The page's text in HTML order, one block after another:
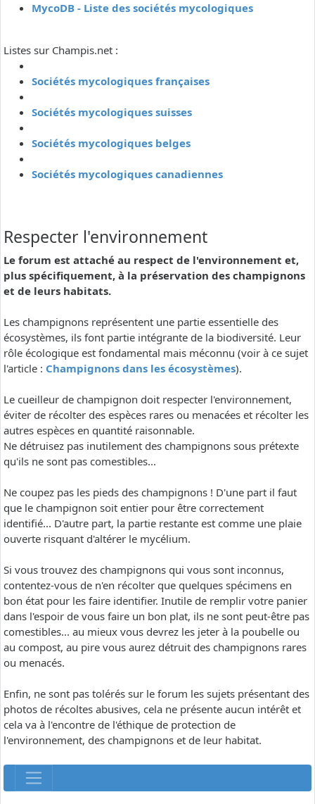
MycoDB - Liste des sociétés mycologiques
Listes sur Champis.net :
Sociétés mycologiques françaises
Sociétés mycologiques suisses
Sociétés mycologiques belges
Sociétés mycologiques canadiennes
Respecter l'environnement
Le forum est attaché au respect de l'environnement et,
plus spécifiquement, à la préservation des champignons
et de leurs habitats.
Les champignons représentent une partie essentielle des
écosystèmes, ils font partie intégrante de la biodiversité. Leur
rôle écologique est fondamental mais méconnu (voir à ce sujet
l'article : Champignons dans les écosystèmes).
Le cueilleur de champignon doit respecter l'environnement,
éviter de récolter des espèces rares ou menacées et récolter les
autres espèces en quantité raisonnable.
Ne détruisez pas inutilement des champignons sous prétexte
qu'ils ne sont pas comestibles...
Ne coupez pas les pieds des champignons ! D'une part il faut
que le champignon soit entier pour être correctement
identifié... D'autre part, la partie restante est comme une plaie
ouverte risquant d'altérer le mycélium.
Si vous trouvez des champignons qui vous sont inconnus,
contentez-vous de n'en récolter que quelques spécimens en
bon état pour les faire identifier. Inutile de remplir votre panier
dans l'espoir de vous faire un bon plat, ils ne sont peut-être pas
comestibles... au mieux vous devrez les jeter à la poubelle ou
au compost, au pire vous aurez détruit des champignons rares
ou menacés.
Enfin, ne sont pas tolérés sur le forum les sujets présentant des
photos de récoltes abusives, cela ne présente aucun intérêt et
cela va à l'encontre de l'éthique de protection de
l'environnement, des champignons et de leur habitat.